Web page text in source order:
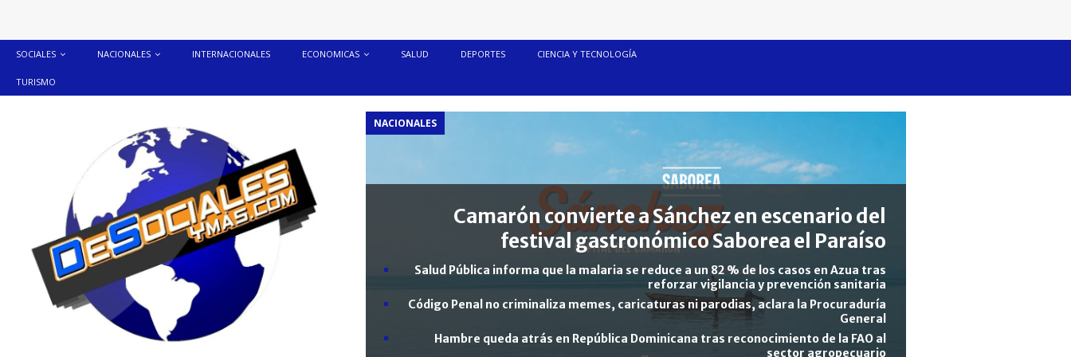
SOCIALES NACIONALES INTERNACIONALES ECONOMICAS SALUD DEPORTES CIENCIA Y TECNOLOGÍA
TURISMO
NACIONALES
Camarón convierte a Sánchez en escenario del
festival gastronómico Saborea el Paraíso
Salud Pública informa que la malaria se reduce a un 82 % de los casos en Azua tras
reforzar vigilancia y prevención sanitaria
Código Penal no criminaliza memes, caricaturas ni parodias, aclara la Procuraduría
General
Hambre queda atrás en República Dominicana tras reconocimiento de la FAO al
sector agropecuario